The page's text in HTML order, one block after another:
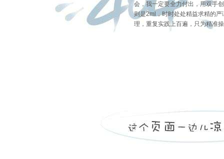
会，我一定要全力付出，用双手
则是2ml，时时处处精益求精的
理，重复实践上百遍，只为精准